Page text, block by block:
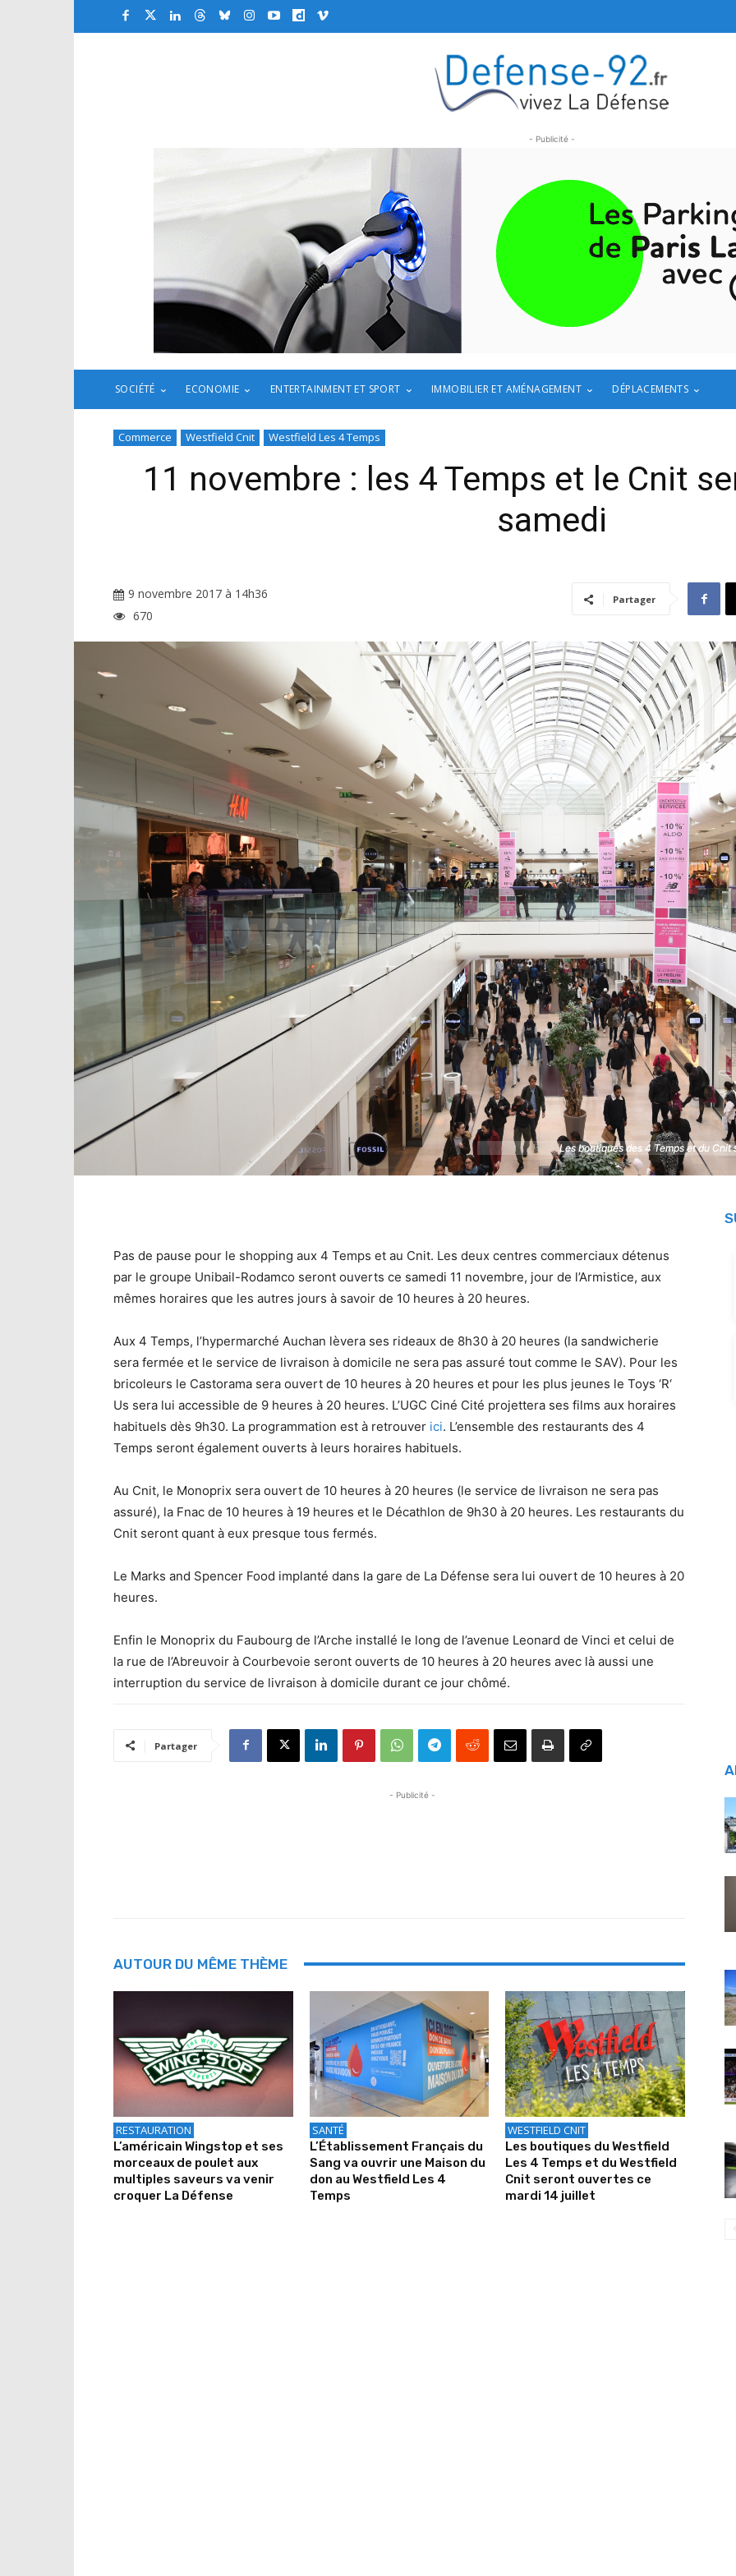
- Publicité -
SOCIÉTÉ ECONOMIE ENTERTAINMENT ET SPORT IMMOBILIER ET AMÉNAGEMENT DÉPLACEMENTS
Commerce Westfield Cnit Westfield Les 4 Temps
11 novembre : les 4 Temps et le Cnit
samedi
9 novembre 2017 à 14h36
670
Partager
Les boutiques des 4 Temps et du
Les boutiques des 4 Temps et du
Pas de pause pour le shopping aux 4 Temps et au Cnit. Les deux centres commerciaux détenus
par le groupe Unibail-Rodamco seront ouverts ce samedi 11 novembre, jour de l’Armistice, aux
mêmes horaires que les autres jours à savoir de 10 heures à 20 heures.
Aux 4 Temps, l’hypermarché Auchan lèvera ses rideaux de 8h30 à 20 heures (la sandwicherie
sera fermée et le service de livraison à domicile ne sera pas assuré tout comme le SAV). Pour les
bricoleurs le Castorama sera ouvert de 10 heures à 20 heures et pour les plus jeunes le Toys ‘R‘
Us sera lui accessible de 9 heures à 20 heures. L’UGC Ciné Cité projettera ses films aux horaires
habituels dès 9h30. La programmation est à retrouver ici. L’ensemble des restaurants des 4
Temps seront également ouverts à leurs horaires habituels.
Au Cnit, le Monoprix sera ouvert de 10 heures à 20 heures (le service de livraison ne sera pas
assuré), la Fnac de 10 heures à 19 heures et le Décathlon de 9h30 à 20 heures. Les restaurants du
Cnit seront quant à eux presque tous fermés.
Le Marks and Spencer Food implanté dans la gare de La Défense sera lui ouvert de 10 heures à 20
heures.
Enfin le Monoprix du Faubourg de l’Arche installé le long de l’avenue Leonard de Vinci et celui de
la rue de l’Abreuvoir à Courbevoie seront ouverts de 10 heures à 20 heures avec là aussi une
interruption du service de livraison à domicile durant ce jour chômé.
Partager
- Publicité -
AUTOUR DU MÊME THÈME
RESTAURATION
L’américain Wingstop et ses
morceaux de poulet aux
multiples saveurs va venir
croquer La Défense
SANTÉ
L’Établissement Français du
Sang va ouvrir une Maison du
don au Westfield Les 4
Temps
WESTFIELD CNIT
Les boutiques du Westfield
Les 4 Temps et du Westfield
Cnit seront ouvertes ce
mardi 14 juillet